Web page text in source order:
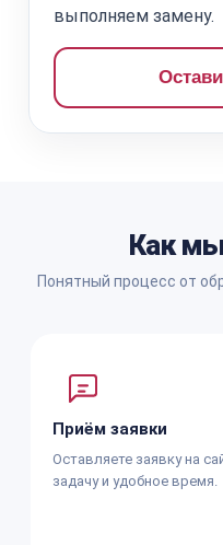
выполняем замену.
Как
Понятный процесс от
Приём заявки
Оставляете заявку на
задачу и удобное время.